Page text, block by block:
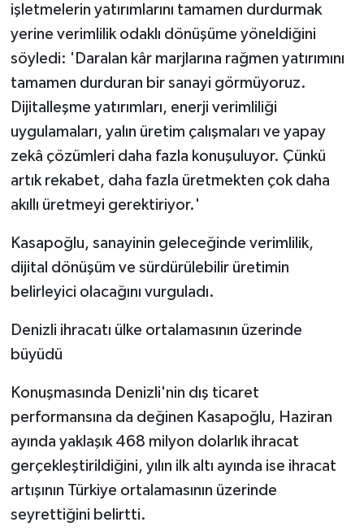
işletmelerin yatırımlarını tamamen durdurmak
yerine verimlilik odaklı dönüşüme yöneldiğini
söyledi: 'Daralan kâr marjlarına rağmen yatırımını
tamamen durduran bir sanayi görmüyoruz.
Dijitalleşme yatırımları, enerji verimliliği
uygulamaları, yalın üretim çalışmaları ve yapay
zekâ çözümleri daha fazla konuşuluyor. Çünkü
artık rekabet, daha fazla üretmekten çok daha
akıllı üretmeyi gerektiriyor.'
Kasapoğlu, sanayinin geleceğinde verimlilik,
dijital dönüşüm ve sürdürülebilir üretimin
belirleyici olacağını vurguladı.
Denizli ihracatı ülke ortalamasının üzerinde
büyüdü
Konuşmasında Denizli'nin dış ticaret
performansına da değinen Kasapoğlu, Haziran
ayında yaklaşık 468 milyon dolarlık ihracat
gerçekleştirildiğini, yılın ilk altı ayında ise ihracat
artışının Türkiye ortalamasının üzerinde
seyrettiğini belirtti.